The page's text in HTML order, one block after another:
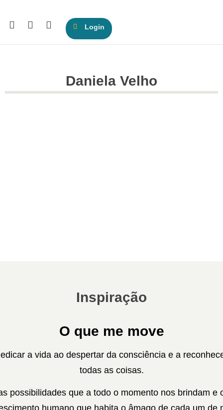
Login
Daniela Velho
Inspiração
O que me move
a vida ao despertar da consciência e a
todas as coisas.
possibilidades que a todo o momento nos brindam e